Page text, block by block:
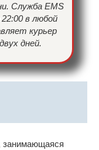
Служба EMS
в любой
курьер
дней.
занимающаяся